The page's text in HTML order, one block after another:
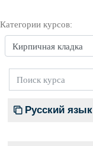
Категории курсов:
Поиск курса
Русский язык